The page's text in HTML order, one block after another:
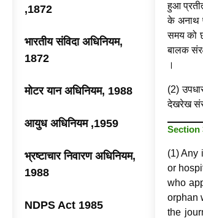
,1872
भारतीय संविदा अधिनियम,
1872
मोटर यान अधिनियम, 1988
आयुध अधिनियम ,1959
भ्रष्टाचार निवारण अधिनियम,
1988
NDPS Act 1985
हुआ
के अनाथ
समय को
बालक
।
(2)
देखरेख
Section
(1) Any
or
who
orphan
the